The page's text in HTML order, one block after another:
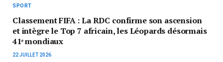
SPORT
Classement FIFA : La RDC confirme son ascension
et intègre le Top 7 africain, les Léopards désormais
41ᵉ mondiaux
22 JUILLET 2026